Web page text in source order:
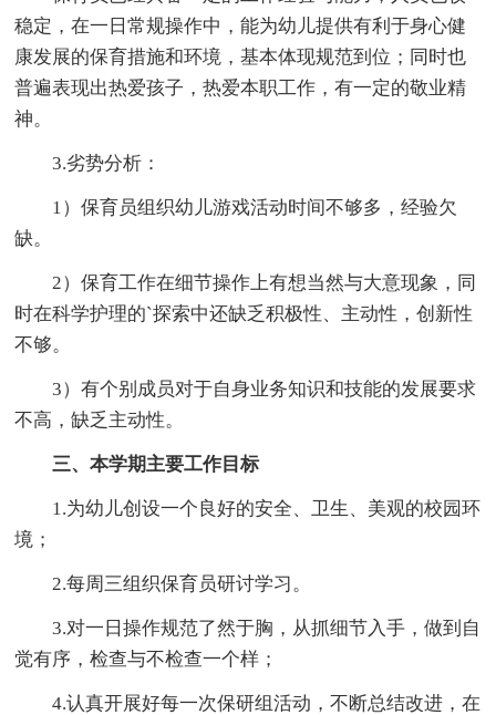
稳定，在一日常规操作中，能为幼儿提供有利于身心健
康发展的保育措施和环境，基本体现规范到位；同时也
普遍表现出热爱孩子，热爱本职工作，有一定的敬业精
神。
3.劣势分析：
1）保育员组织幼儿游戏活动时间不够多，经验欠
缺。
2）保育工作在细节操作上有想当然与大意现象，同
时在科学护理的`探索中还缺乏积极性、主动性，创新性
不够。
3）有个别成员对于自身业务知识和技能的发展要求
不高，缺乏主动性。
三、本学期主要工作目标
1.为幼儿创设一个良好的安全、卫生、美观的校园环
境；
2.每周三组织保育员研讨学习。
3.对一日操作规范了然于胸，从抓细节入手，做到自
觉有序，检查与不检查一个样；
4.认真开展好每一次保研组活动，不断总结改进，在